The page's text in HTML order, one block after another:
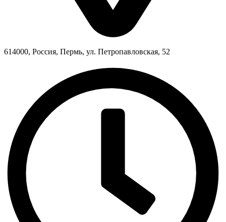
614000, Россия, Пермь, ул. Петропавловская, 52